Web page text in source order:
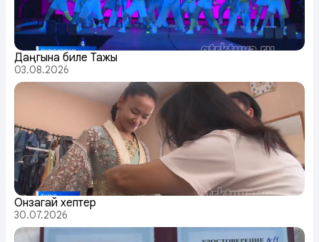
Даңгына биле Тажы
03.08.2026
Онзагай хептер
30.07.2026